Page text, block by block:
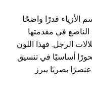
الأزياء قدرًا واضحًا
الناصع في مقدمتها
الرجل. فهذا اللون
أساسيًا في تنسيق
عنصرًا بصريًا يبرز